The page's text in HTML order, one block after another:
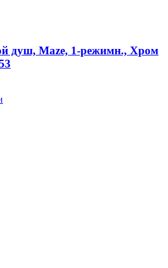
душ, Maze, 1-режимн., Хром